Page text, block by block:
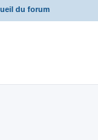
du forum